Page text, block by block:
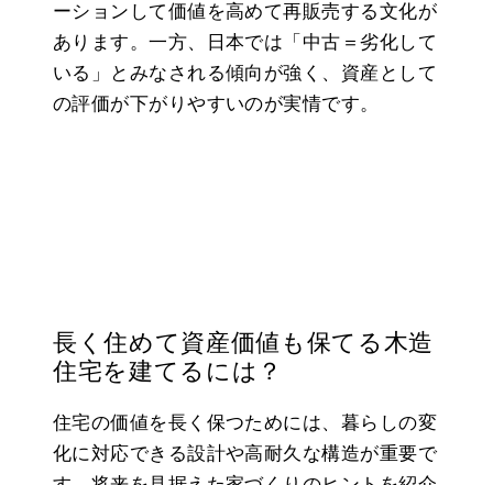
ーションして価値を高めて再販売する文化が
あります。一方、日本では「中古＝劣化して
いる」とみなされる傾向が強く、資産として
の評価が下がりやすいのが実情です。
長く住めて資産価値も保てる木造
住宅を建てるには？
住宅の価値を長く保つためには、暮らしの変
化に対応できる設計や高耐久な構造が重要で